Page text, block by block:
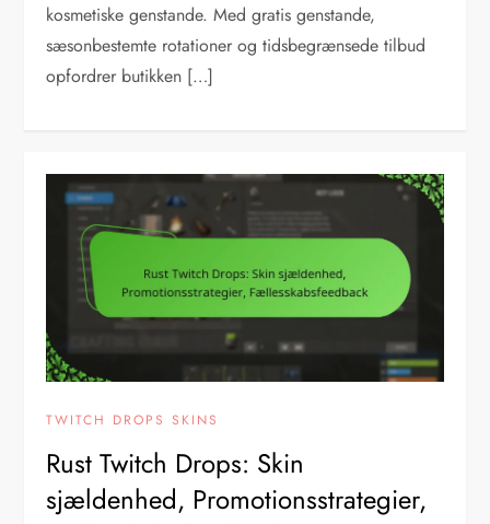
kosmetiske genstande. Med gratis genstande,
sæsonbestemte rotationer og tidsbegrænsede tilbud
opfordrer butikken […]
TWITCH DROPS SKINS
Rust Twitch Drops: Skin
sjældenhed, Promotionsstrategier,